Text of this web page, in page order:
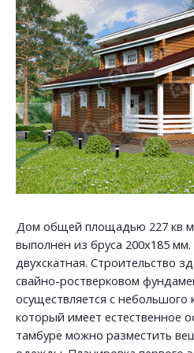
Дом общей площадью 227 кв
выполнен из бруса 200х185
двухскатная. Строительство
свайно-ростверковом
осуществляется с небольшого
который имеет естественное
тамбуре можно разместить